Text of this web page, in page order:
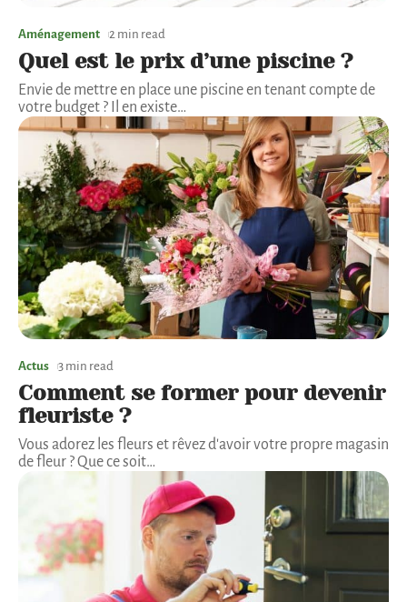
Aménagement 2 min read
Quel est le prix d’une piscine ?
Envie de mettre en place une piscine en tenant compte de
votre budget ? Il en existe…
Actus 3 min read
Comment se former pour devenir
fleuriste ?
Vous adorez les fleurs et rêvez d'avoir votre propre magasin
de fleur ? Que ce soit…